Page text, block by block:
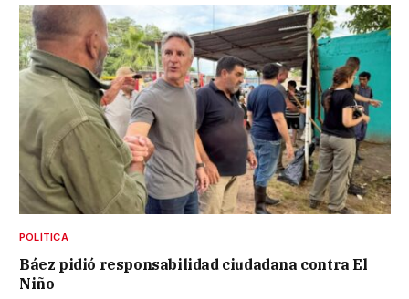
POLÍTICA
Báez pidió responsabilidad ciudadana contra El
Niño